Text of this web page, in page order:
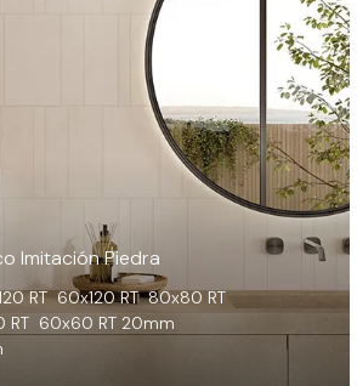
Imitación Piedra
RT 60x120 RT 80x80 RT
RT 60x60 RT 20mm